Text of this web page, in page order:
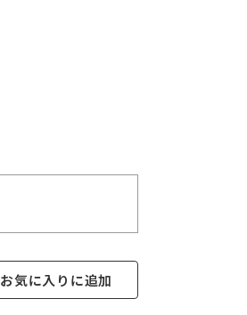
お気に入りに追加